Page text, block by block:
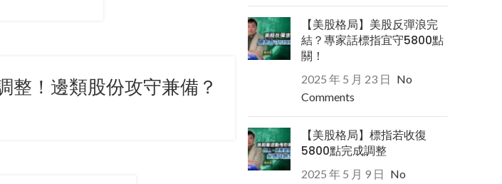
整！邊類股份攻守兼備？
【美股格局】美股反彈浪完
結？專家話標指宜守5800點
關！
2025 年 5 月 23 日 No
Comments
【美股格局】標指若收復
5800點完成調整
2025 年 5 月 9 日 No